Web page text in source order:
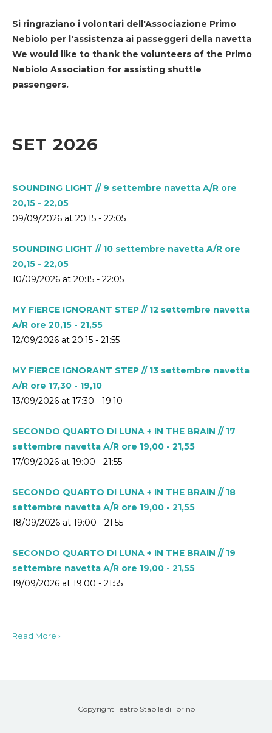
Si ringraziano i volontari dell'Associazione Primo
Nebiolo per l'assistenza ai passeggeri della navetta
We would like to thank the volunteers of the Primo
Nebiolo Association for assisting shuttle
passengers.
SET 2026
SOUNDING LIGHT // 9 settembre navetta A/R ore
20,15 - 22,05
09/09/2026 at 20:15 - 22:05
SOUNDING LIGHT // 10 settembre navetta A/R ore
20,15 - 22,05
10/09/2026 at 20:15 - 22:05
MY FIERCE IGNORANT STEP // 12 settembre navetta
A/R ore 20,15 - 21,55
12/09/2026 at 20:15 - 21:55
MY FIERCE IGNORANT STEP // 13 settembre navetta
A/R ore 17,30 - 19,10
13/09/2026 at 17:30 - 19:10
SECONDO QUARTO DI LUNA + IN THE BRAIN // 17
settembre navetta A/R ore 19,00 - 21,55
17/09/2026 at 19:00 - 21:55
SECONDO QUARTO DI LUNA + IN THE BRAIN // 18
settembre navetta A/R ore 19,00 - 21,55
18/09/2026 at 19:00 - 21:55
SECONDO QUARTO DI LUNA + IN THE BRAIN // 19
settembre navetta A/R ore 19,00 - 21,55
19/09/2026 at 19:00 - 21:55
Read More ›
Copyright Teatro Stabile di Torino